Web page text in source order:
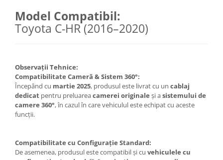
Model Compatibil:
Toyota C-HR (2016–2020)
Observații Tehnice:
Compatibilitate Cameră & Sistem 360°:
Începând cu martie 2025, produsul este livrat cu un cablaj
dedicat pentru preluareacamerei originale și asistemului de
camere 360°, în cazul în care vehiculul este echipat cu aceste
funcții.
Compatibilitate cu Configurație Standard:
De asemenea, produsul este compatibil și cu vehiculele cu